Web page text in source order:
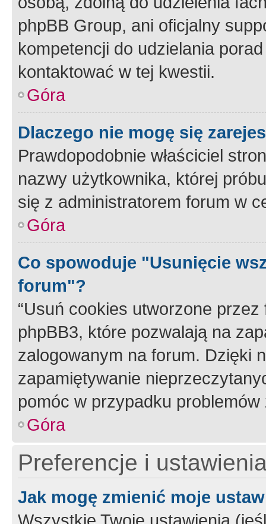
phpBB Group, ani oficjalny
kompetencji do udzielania
kontaktować w tej kwestii.
Góra
Dlaczego nie mogę się
Prawdopodobnie właściciel
nazwy użytkownika, której
się z administratorem forum w
Góra
Co spowoduje "Usunięcie
forum"?
“Usuń cookies utworzone
phpBB3, które pozwalają na
zalogowanym na forum. Dzięki
zapamiętywanie
pomóc w przypadku
Góra
Preferencje i
Jak mogę zmienić moje